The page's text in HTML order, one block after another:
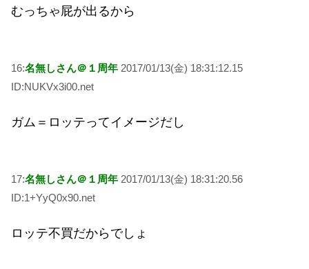
むっちゃ屁が出るから
16:名無しさん＠１周年 2017/01/13(金) 18:31:12.15
ID:NUKVx3i00.net
ガム＝ロッテってイメージだし
17:名無しさん＠１周年 2017/01/13(金) 18:31:20.56
ID:1+YyQ0x90.net
ロッテ不買だからでしょ